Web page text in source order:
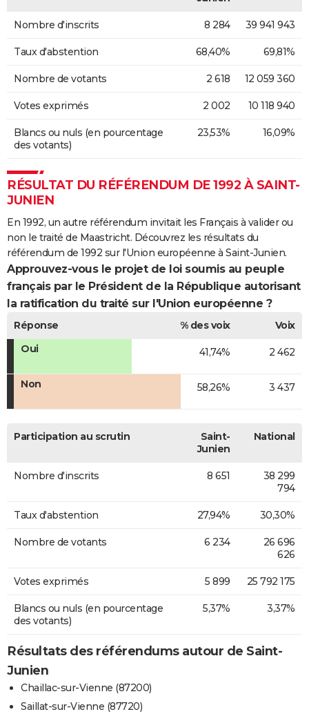
Nombre d'inscrits 8 284 39 941 943
Taux d'abstention 68,40% 69,81%
Nombre de votants 2 618 12 059 360
Votes exprimés 2 002 10 118 940
Blancs ou nuls (en pourcentage
des votants)
23,53% 16,09%
RÉSULTAT DU RÉFÉRENDUM DE 1992 À SAINT-
JUNIEN
En 1992, un autre référendum invitait les Français à valider ou
non le traité de Maastricht. Découvrez les résultats du
référendum de 1992 sur l'Union européenne à Saint-Junien.
Approuvez-vous le projet de loi soumis au peuple
français par le Président de la République autorisant
la ratification du traité sur l'Union européenne ?
Réponse % des voix
Voix
Oui
41,74% 2 462
Non 58,26% 3 437
Participation au scrutin
Saint-
Junien
National
Nombre d'inscrits 8 651
38 299
794
Taux d'abstention 27,94% 30,30%
Nombre de votants 6 234
26 696
626
Votes exprimés 5 899 25 792 175
Blancs ou nuls (en pourcentage
des votants)
5,37% 3,37%
Résultats des référendums autour de Saint-
Junien
Chaillac-sur-Vienne (87200)
Saillat-sur-Vienne (87720)